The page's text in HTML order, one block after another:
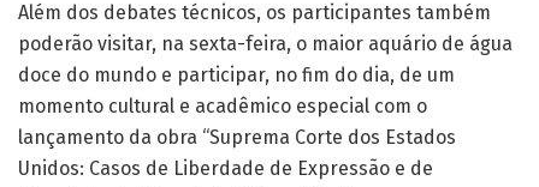
Além dos debates técnicos, os participantes também
poderão visitar, na sexta-feira, o maior aquário de água
doce do mundo e participar, no fim do dia, de um
momento cultural e acadêmico especial com o
lançamento da obra “Suprema Corte dos Estados
Unidos: Casos de Liberdade de Expressão e de